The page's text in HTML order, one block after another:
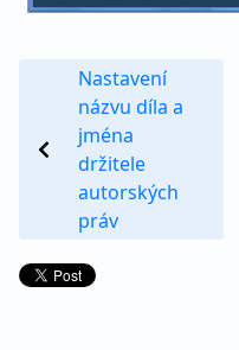
Nastavení
názvu díla a
jména
držitele
autorských
práv